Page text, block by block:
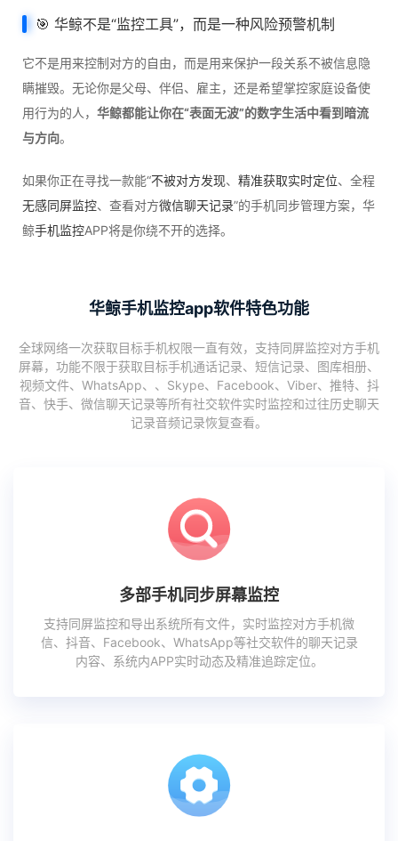
🎯 华鲸不是“监控工具”，而是一种风险预警机制
它不是用来控制对方的自由，而是用来保护一段关系不被信息隐
瞒摧毁。无论你是父母、伴侣、雇主，还是希望掌控家庭设备使
用行为的人， 华鲸都能让你在“表面无波”的数字生活中看到暗流
与方向。
如果你正在寻找一款能“不被对方发现、 精准获取实时定位、全程
无感同屏监控、查看对方微信聊天记录”的手机同步管理方案，华
鲸手机监控APP将是你绕不开的选择。
华鲸手机监控app软件特色功能
全球网络一次获取目标手机权限一直有效，支持同屏监控对方手机
屏幕，功能不限于获取目标手机通话记录、短信记录、图库相册、
视频文件、WhatsApp、、Skype、Facebook、Viber、推特、抖
音、快手、微信聊天记录等所有社交软件实时监控和过往历史聊天
记录音频记录恢复查看。
多部手机同步屏幕监控
支持同屏监控和导出系统所有文件，实时监控对方手机微
信、抖音、Facebook、WhatsApp等社交软件的聊天记录
内容、系统内APP实时动态及精准追踪定位。